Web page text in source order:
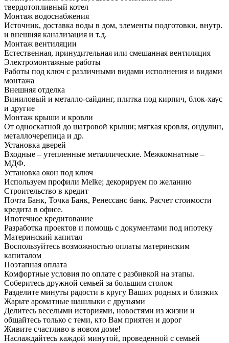
твердотопливный котел
Монтаж водоснабжения
Источник, доставка воды в дом, элементы подготовки, внутр.
и внешняя канализация и т.д.
Монтаж вентиляции
Естественная, принудительная или смешанная вентиляция
Электромонтажные работы
Работы под ключ с различными видами исполнения и видами
монтажа
Внешняя отделка
Виниловый и металло-сайдинг, плитка под кирпич, блок-хаус
и другие
Монтаж крыши и кровли
От односкатной до шатровой крыши; мягкая кровля, ондулин,
металлочерепица и др.
Установка дверей
Входные – утепленные металлические. Межкомнатные –
МДФ.
Установка окон под ключ
Используем профили Melke; декорируем по желанию
Строительство в кредит
Почта Банк, Точка Банк, Ренессанс банк. Расчет стоимости
кредита в офисе.
Ипотечное кредитование
Разработка проектов и помощь с документами под ипотеку
Материнский капитал
Воспользуйтесь возможностью оплаты материнским
капиталом
Поэтапная оплата
Комфортные условия по оплате с разбивкой на этапы.
Соберитесь дружной семьей за большим столом
Разделите минуты радости в кругу Ваших родных и близких
Жарьте ароматные шашлыки с друзьями
Делитесь веселыми историями, новостями из жизни и
общайтесь только с теми, кто Вам приятен и дорог
Живите счастливо в новом доме!
Наслаждайтесь каждой минутой, проведенной с семьей